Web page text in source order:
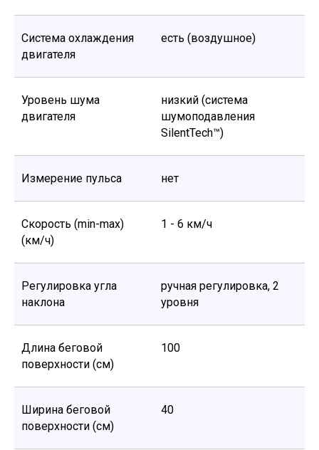
Система охлаждения
двигателя
есть (воздушное)
Уровень шума
двигателя
низкий (система
шумоподавления
SilentTech™)
Измерение пульса нет
Скорость (min-max)
(км/ч)
1 - 6 км/ч
Регулировка угла
наклона
ручная регулировка, 2
уровня
Длина беговой
поверхности (см)
100
Ширина беговой
поверхности (см)
40